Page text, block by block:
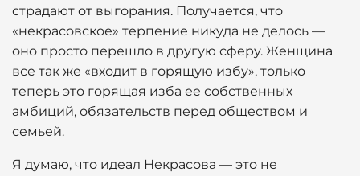
страдают от выгорания. Получается, что
«некрасовское» терпение никуда не делось —
оно просто перешло в другую сферу. Женщина
все так же «входит в горящую избу», только
теперь это горящая изба ее собственных
амбиций, обязательств перед обществом и
семьей.
Я думаю, что идеал Некрасова — это не